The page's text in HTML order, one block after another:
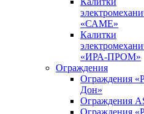
«САМЕ»
Калитки
«ИРА-ПРОМ»
Ограждения
Ограждения
Дон»
Ограждения
Ограждения